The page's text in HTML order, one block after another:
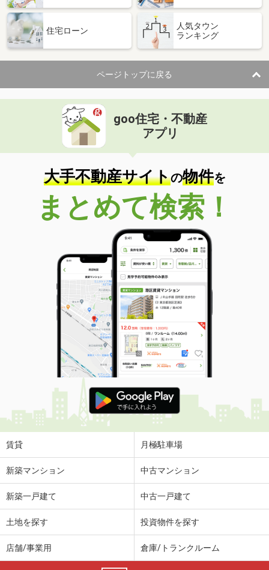
住宅ローン
人気タウン
ランキング
ページトップに戻る
goo住宅・不動産
アプリ
大手不動産サイトの物件を
まとめて検索！
賃貸 月極駐車場
新築マンション 中古マンション
新築一戸建て 中古一戸建て
土地を探す 投資物件を探す
店舗/事業用 倉庫/トランクルーム